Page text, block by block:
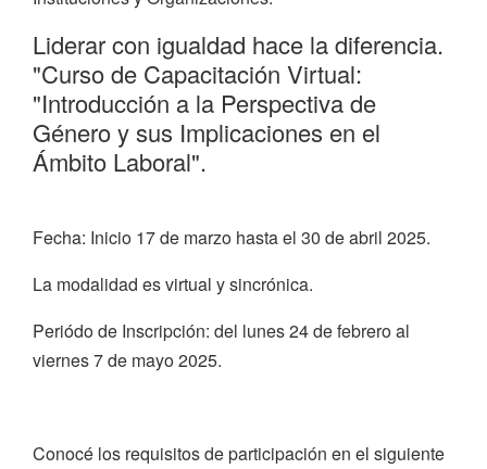
Liderar con igualdad hace la diferencia.
"Curso de Capacitación Virtual:
"Introducción a la Perspectiva de
Género y sus Implicaciones en el
Ámbito Laboral".
Fecha: Inicio 17 de marzo hasta el 30 de abril 2025.
La modalidad es virtual y sincrónica.
Periódo de Inscripción: del lunes 24 de febrero al
viernes 7 de mayo 2025.
Conocé los requisitos de participación en el siguiente